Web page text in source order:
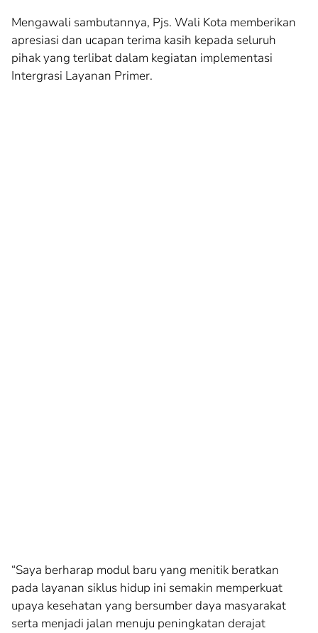
Mengawali sambutannya, Pjs. Wali Kota memberikan
apresiasi dan ucapan terima kasih kepada seluruh
pihak yang terlibat dalam kegiatan implementasi
Intergrasi Layanan Primer.
“Saya berharap modul baru yang menitik beratkan
pada layanan siklus hidup ini semakin memperkuat
upaya kesehatan yang bersumber daya masyarakat
serta menjadi jalan menuju peningkatan derajat